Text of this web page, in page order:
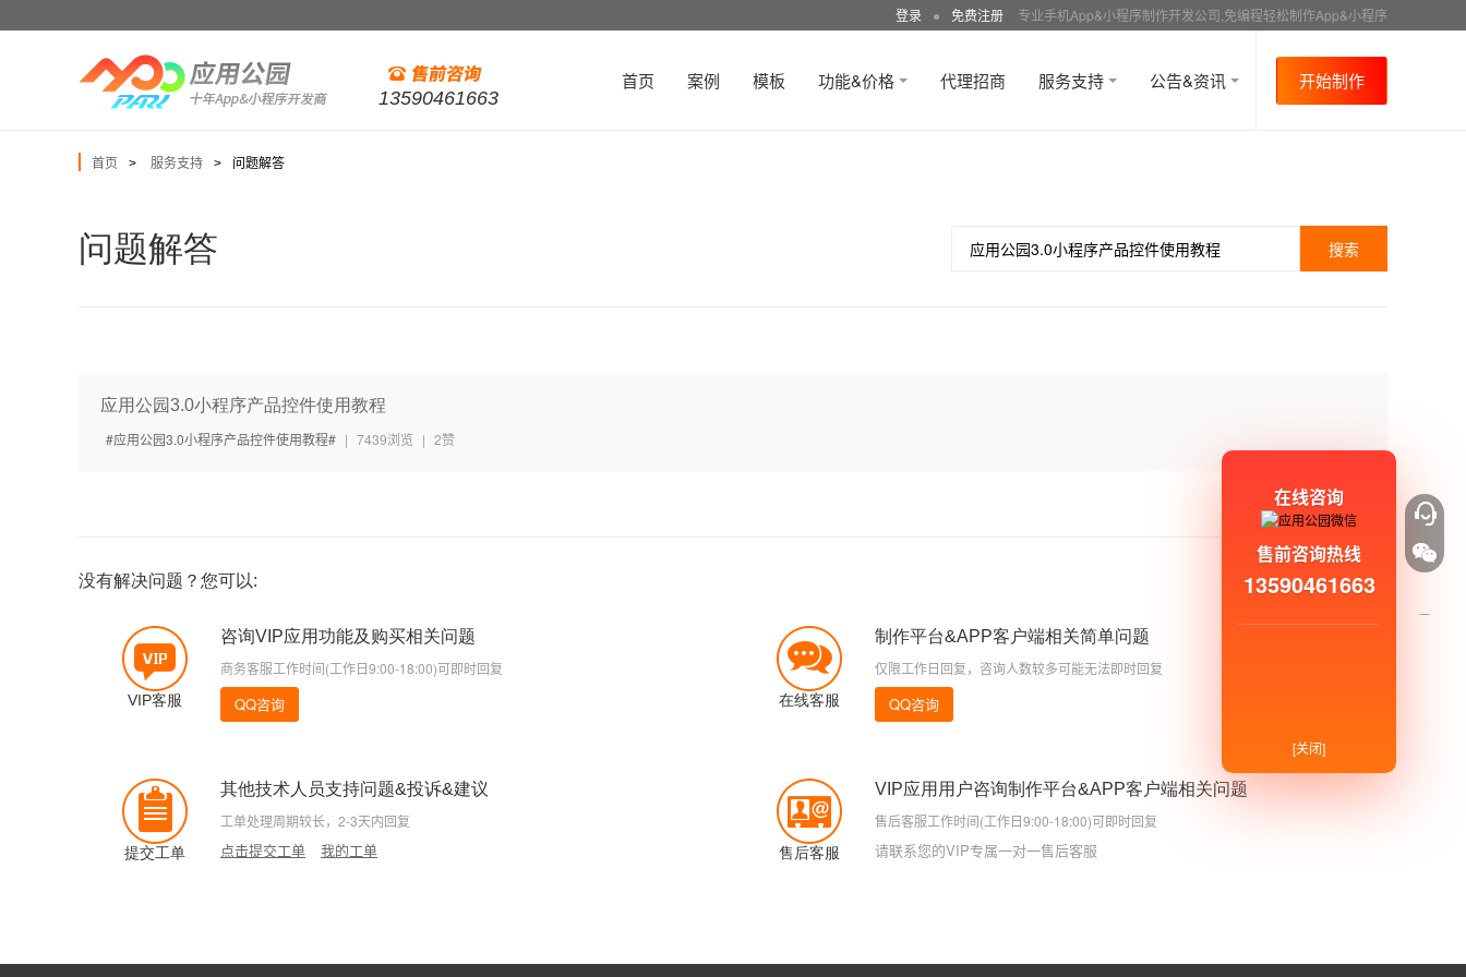
登录 ● 免费注册 专业手机App&小程序制作开发公司,免编程轻松制作App&小程序
13590461663
首页 案例 模板 功能&价格 代理招商 服务支持 公告&资讯 开始制作
首页 > 服务支持 > 问题解答
问题解答
应用公园3.0小程序产品控件使用教程
应用公园3.0小程序产品控件使用教程
| 7439浏览 | 2赞
没有解决问题？您可以:
VIP客服
咨询VIP应用功能及购买相关问题
商务客服工作时间(工作日9:00-18:00)可即时回复
QQ咨询 在线客服
制作平台&APP客户端相关简单问题
仅限工作日回复，咨询人数较多可能无法即时回复
QQ咨询
提交工单
其他技术人员支持问题&投诉&建议
工单处理周期较长，2-3天内回复
点击提交工单 我的工单 售后客服
VIP应用用户咨询制作平台&APP客户端相关问题
售后客服工作时间(工作日9:00-18:00)可即时回复
请联系您的VIP专属一对一售后客服
在线咨询
售前咨询热线
13590461663
[关闭]